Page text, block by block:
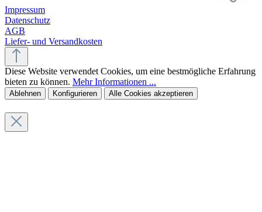
Impressum
Datenschutz
AGB
Liefer- und Versandkosten
Diese Website verwendet Cookies, um eine bestmögliche Erfahrung
bieten zu können. Mehr Informationen ...
Ablehnen Konfigurieren Alle Cookies akzeptieren